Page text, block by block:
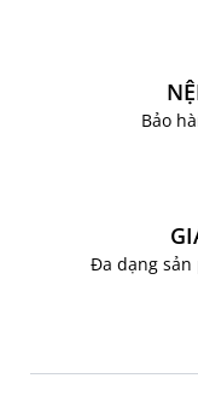
Bảo
Đa dạng sản